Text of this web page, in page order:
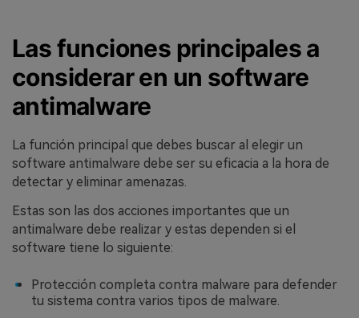
Las funciones principales a
considerar en un software
antimalware
La función principal que debes buscar al elegir un
software antimalware debe ser su eficacia a la hora de
detectar y eliminar amenazas.
Estas son las dos acciones importantes que un
antimalware debe realizar y estas dependen si el
software tiene lo siguiente:
Protección completa contra malware para defender
tu sistema contra varios tipos de malware.